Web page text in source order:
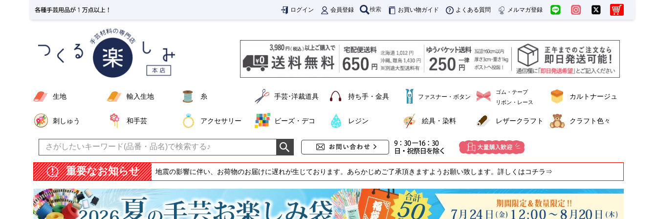
ログイン 会員登録 検索 お買い物ガイド よくある質問 メルマガ登録
生地 輸入生地 糸 手芸･洋裁道具 持ち手・金具 ファスナー・ボタン
ゴム・テープ
リボン・レース
カルトナージュ
刺しゅう 和手芸 アクセサリー ビーズ・デコ レジン 絵具・染料 レザークラフト クラフト色々
重要なお知らせ 地震の影響に伴い、お荷物のお届けに遅れが生じております。あらかじめご了承頂きますようお願い致します。詳しくはコチラ⇒